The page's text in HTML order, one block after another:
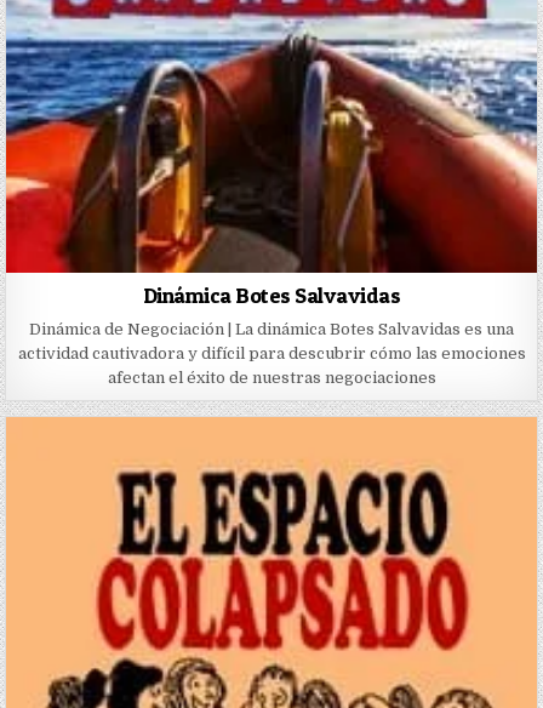
Dinámica Botes Salvavidas
Dinámica de Negociación | La dinámica Botes Salvavidas es una
actividad cautivadora y difícil para descubrir cómo las emociones
afectan el éxito de nuestras negociaciones